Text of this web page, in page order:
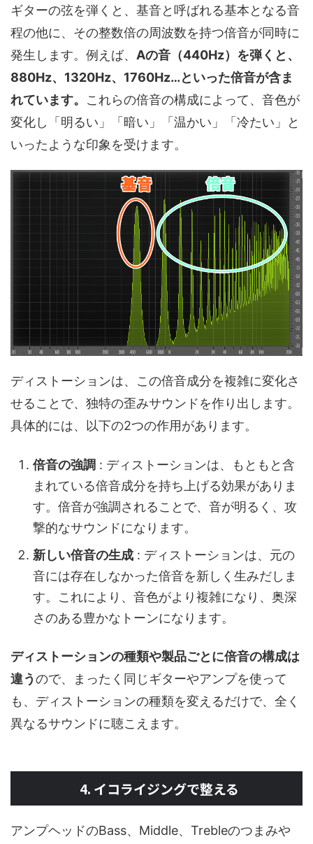
ギターの弦を弾くと、基音と呼ばれる基本となる音
程の他に、その整数倍の周波数を持つ倍音が同時に
発生します。例えば、 Aの音（440Hz）を弾くと、
880Hz、1320Hz、1760Hz…といった倍音が含ま
れています。 これらの倍音の構成によって、音色が
変化し「明るい」「暗い」「温かい」「冷たい」と
いったような印象を受けます。
ディストーションは、この倍音成分を複雑に変化さ
せることで、独特の歪みサウンドを作り出します。
具体的には、以下の2つの作用があります。
倍音の強調 : ディストーションは、もともと含
まれている倍音成分を持ち上げる効果がありま
す。倍音が強調されることで、音が明るく、攻
撃的なサウンドになります。
新しい倍音の生成 : ディストーションは、元の
音には存在しなかった倍音を新しく生みだしま
す。これにより、音色がより複雑になり、奥深
さのある豊かなトーンになります。
ディストーションの種類や製品ごとに倍音の構成は
違うので、まったく同じギターやアンプを使って
も、ディストーションの種類を変えるだけで、全く
異なるサウンドに聴こえます。
4. イコライジングで整える
アンプヘッドのBass、Middle、Trebleのつまみや